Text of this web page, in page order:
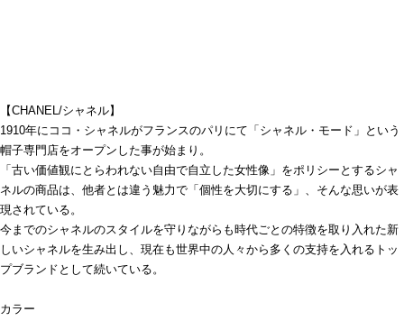
【CHANEL/シャネル】
1910年にココ・シャネルがフランスのパリにて「シャネル・モード」という
帽子専門店をオープンした事が始まり。
「古い価値観にとらわれない自由で自立した女性像」をポリシーとするシャ
ネルの商品は、他者とは違う魅力で「個性を大切にする」、そんな思いが表
現されている。
今までのシャネルのスタイルを守りながらも時代ごとの特徴を取り入れた新
しいシャネルを生み出し、現在も世界中の人々から多くの支持を入れるトッ
プブランドとして続いている。
カラー